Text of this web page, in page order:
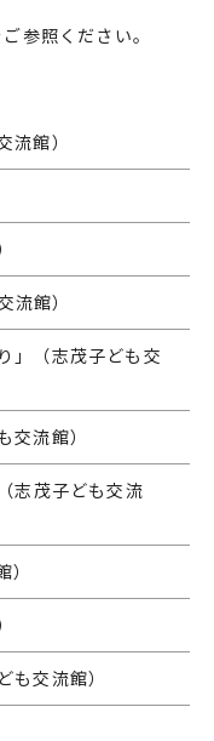
参照ください。
館）
館）
」（志茂子ども交
流館）
志茂子ども交流
も交流館）